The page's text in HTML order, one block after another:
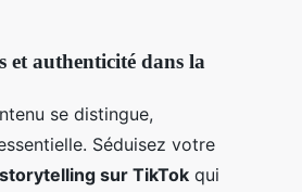
et authenticité dans la
se distingue,
Séduisez votre
storytelling sur TikTok qui